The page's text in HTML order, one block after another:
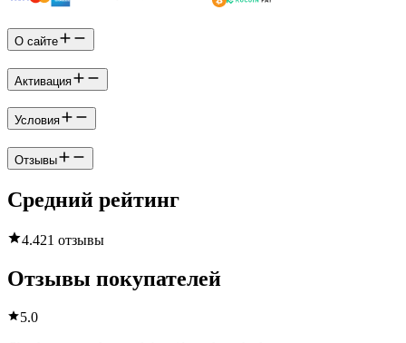
О сайте
Активация
Условия
Отзывы
Средний рейтинг
4.421 отзывы
Отзывы покупателей
5.0